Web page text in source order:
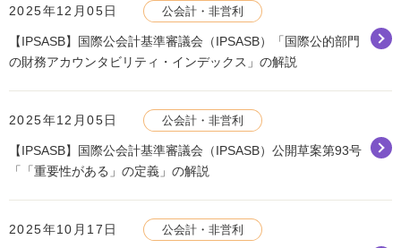
2025年12月05日 公会計・非営利
【IPSASB】国際公会計基準審議会（IPSASB）「国際公的部門
の財務アカウンタビリティ・インデックス」の解説
2025年12月05日 公会計・非営利
【IPSASB】国際公会計基準審議会（IPSASB）公開草案第93号
「「重要性がある」の定義」の解説
2025年10月17日 公会計・非営利